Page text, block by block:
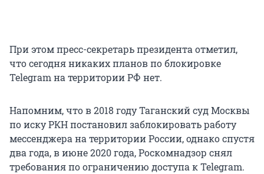
При этом пресс-секретарь президента отметил,
что сегодня никаких планов по блокировке
Telegram на территории РФ нет.
Напомним, что в 2018 году Таганский суд Москвы
по иску РКН постановил заблокировать работу
мессенджера на территории России, однако спустя
два года, в июне 2020 года, Роскомнадзор снял
требования по ограничению доступа к Telegram.